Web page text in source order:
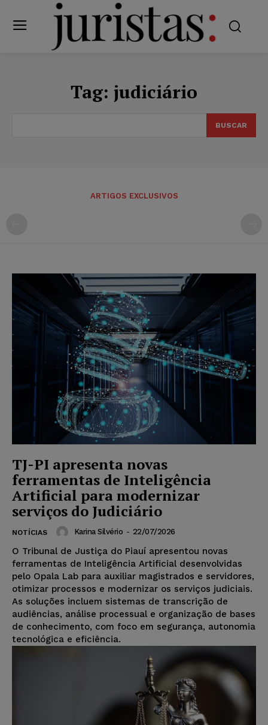
Tag: judiciário
BUSCAR
ARTIGOS EXCLUSIVOS
TJ-PI apresenta novas
ferramentas de Inteligência
Artificial para modernizar
serviços do Judiciário
NOTÍCIAS Karina Silvério - 22/07/2026
O Tribunal de Justiça do Piauí apresentou novas
ferramentas de Inteligência Artificial desenvolvidas
pelo Opala Lab para auxiliar magistrados e servidores,
otimizar processos e modernizar os serviços judiciais.
As soluções incluem sistemas de transcrição de
audiências, análise processual e organização de bases
de conhecimento, com foco em segurança, autonomia
tecnológica e eficiência.